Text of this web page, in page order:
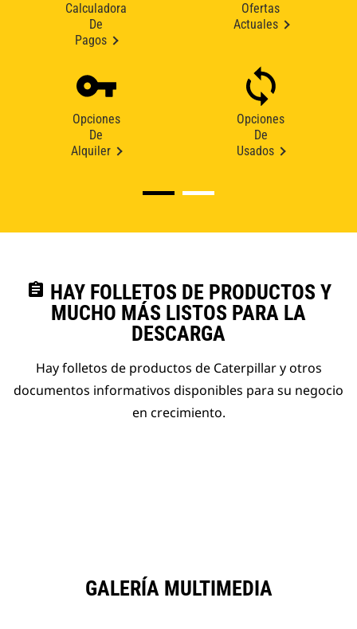
Calculadora
De
Pagos
Ofertas
Actuales
Opciones
De
Alquiler
Opciones
De
Usados
assignment HAY FOLLETOS DE PRODUCTOS Y
MUCHO MÁS LISTOS PARA LA
DESCARGA
Hay folletos de productos de Caterpillar y otros
documentos informativos disponibles para su negocio
en crecimiento.
GALERÍA MULTIMEDIA